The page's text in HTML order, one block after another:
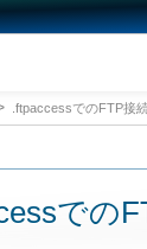
.ftpaccessでのFTP接
での